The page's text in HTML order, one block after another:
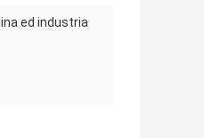
ed industria